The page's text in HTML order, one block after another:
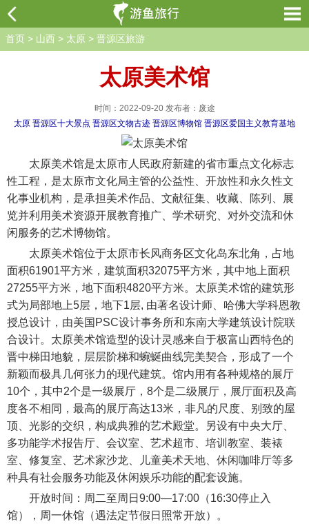
首页 > 山西 > 太原 > 晋源区旅游
太原美术馆
时间：2022-09-20 发布者：废途
太原 晋源区十大景点 晋源区文物古迹 晋源区博物馆 晋源区爱国主义教育基地
太原美术馆是太原市人民政府新建的省市重点文化标志
性工程，是太原市文化局主管的公益性、开放性和永久性文
化事业机构，是承担美术作品、文献征集、收藏、陈列、展
览并利用美术资源开展教育推广、学术研究、对外交流和休
闲服务的艺术博物馆。
太原美术馆位于太原市长风商务区文化岛东北角，占地
面积61901平方米，建筑面积32075平方米，其中地上面积
27255平方米，地下面积4820平方米。太原美术馆的建筑形
式为局部地上5层，地下1层, 由著名设计师、哈佛大学科恩教
授总设计，由美国PSC设计事务所和东南大学建筑设计院联
合设计。太原美术馆造型的设计灵感来自于极富山西特色的
晋中梯田地貌，层层阶梯和蜿蜒曲线完美契合，形成了一个
新颖而极具几何张力的现代建筑。馆内用有各种规格的展厅
10个，其中2个是一级展厅，8个是二级展厅，展厅面积及高
度各不相同，最高的展厅高达13米，非凡的尺度、别致的屋
顶、光影的交织，构成典雅的艺术殿堂。另设有中央大厅、
多功能学术报告厅、会议室、艺术超市、培训教室、装裱
室、修复室、艺术家沙龙、儿童美术天地、休闲咖啡厅等多
种具有社会服务功能及休闲娱乐功能的配套设施。
开放时间：周二至周日9:00—17:00（16:30停止入
馆），周一休馆（遇法定节假日照常开放）。